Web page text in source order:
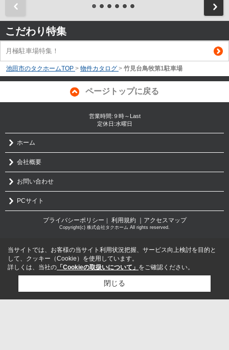
こだわり特集
月極駐車場特集！
池田市のタクホームTOP > 物件カタログ > 竹見台鳥牧第1駐車場
ページトップに戻る
営業時間:９時～Last
定休日:水曜日
ホーム
会社概要
お問い合わせ
PCサイト
プライバシーポリシー 利用規約 ｜アクセスマップ
Copyright(c) 株式会社タクホーム All rights reserved.
当サイトでは、お客様の当サイト利用状況把握、サービス向上検討を目的と
して、クッキー（Cookie）を使用しています。
詳しくは、当社の 「Cookieの取扱いについて」 をご確認ください。
閉じる